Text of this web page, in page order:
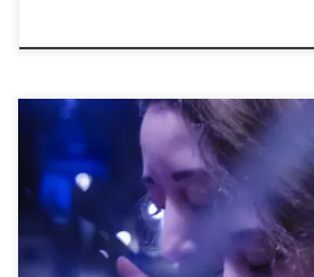
Après chaque séance de partage, nous
électronique pour sélectionner la photo